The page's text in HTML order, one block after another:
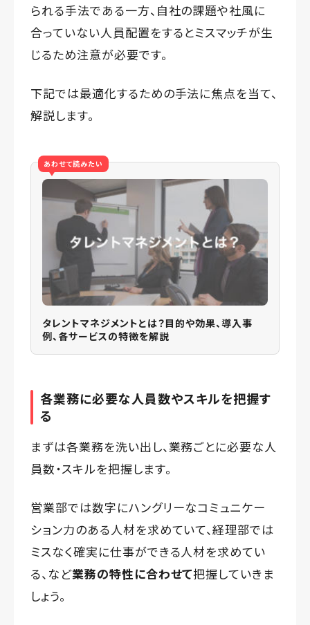
られる手法である一方、自社の課題や社風に
合っていない人員配置をするとミスマッチが生
じるため注意が必要です。
下記では最適化するための手法に焦点を当て、
解説します。
あわせて読みたい
タレントマネジメントとは？目的や効果、導入事
例、各サービスの特徴を解説
各業務に必要な人員数やスキルを把握す
る
まずは各業務を洗い出し、業務ごとに必要な人
員数・スキルを把握します。
営業部では数字にハングリーなコミュニケー
ション力のある人材を求めていて、経理部では
ミスなく確実に仕事ができる人材を求めてい
る、など業務の特性に合わせて把握していきま
しょう。